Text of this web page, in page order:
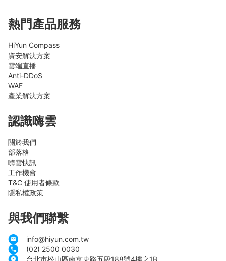
熱門產品服務
HiYun Compass
資安解決方案
雲端直播
Anti-DDoS
WAF
產業解決方案
認識嗨雲
關於我們
部落格
嗨雲快訊
工作機會
T&C 使用者條款
隱私權政策
與我們聯繫
info@hiyun.com.tw
(02) 2500 0030
台北市松山區南京東路五段188號4樓之1B